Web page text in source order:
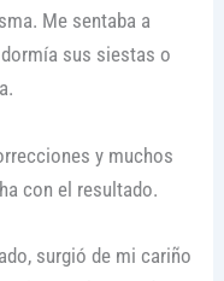
Me sentaba a
sus siestas o
y muchos
con el resultado.
surgió de mi cariño